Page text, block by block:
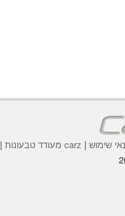
שימוש | carz מעודד טבעונות |